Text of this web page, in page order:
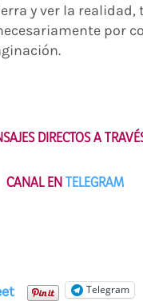
y ver la realidad,
por
DIRECTOS A
CANAL ENTELEGRAM
Telegram